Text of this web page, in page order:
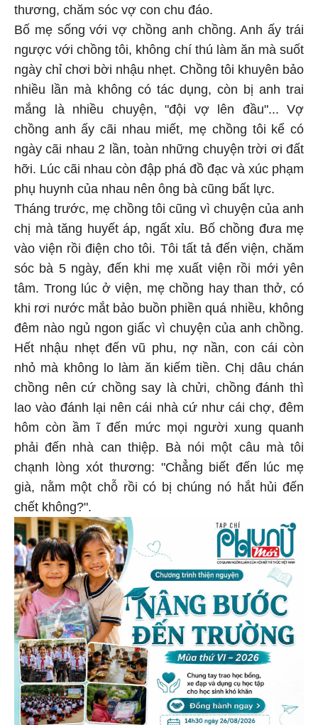
thương, chăm sóc vợ con chu đáo.
Bố mẹ sống với vợ chồng anh chồng. Anh ấy trái
ngược với chồng tôi, không chí thú làm ăn mà suốt
ngày chỉ chơi bời nhậu nhẹt. Chồng tôi khuyên bảo
nhiều lần mà không có tác dụng, còn bị anh trai
mắng là nhiều chuyện, "đội vợ lên đầu"... Vợ
chồng anh ấy cãi nhau miết, mẹ chồng tôi kể có
ngày cãi nhau 2 lần, toàn những chuyện trời ơi đất
hỡi. Lúc cãi nhau còn đập phá đồ đạc và xúc phạm
phụ huynh của nhau nên ông bà cũng bất lực.
Tháng trước, mẹ chồng tôi cũng vì chuyện của anh
chị mà tăng huyết áp, ngất xỉu. Bố chồng đưa mẹ
vào viện rồi điện cho tôi. Tôi tất tả đến viện, chăm
sóc bà 5 ngày, đến khi mẹ xuất viện rồi mới yên
tâm. Trong lúc ở viện, mẹ chồng hay than thở, có
khi rơi nước mắt bảo buồn phiền quá nhiều, không
đêm nào ngủ ngon giấc vì chuyện của anh chồng.
Hết nhậu nhẹt đến vũ phu, nợ nần, con cái còn
nhỏ mà không lo làm ăn kiếm tiền. Chị dâu chán
chồng nên cứ chồng say là chửi, chồng đánh thì
lao vào đánh lại nên cái nhà cứ như cái chợ, đêm
hôm còn ầm ĩ đến mức mọi người xung quanh
phải đến nhà can thiệp. Bà nói một câu mà tôi
chạnh lòng xót thương: "Chẳng biết đến lúc mẹ
già, nằm một chỗ rồi có bị chúng nó hắt hủi đến
chết không?".